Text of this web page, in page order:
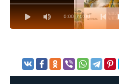
0:00 / 0:00
00 04
00 05
00 08